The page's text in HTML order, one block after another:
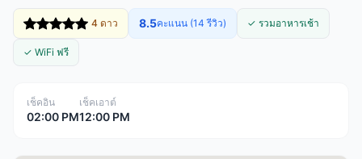
4 ดาว 8.5คะแนน (14 รีวิว) ✓ รวมอาหารเช้า
✓ WiFi ฟรี
เช็คอิน
02:00 PM
เช็คเอาต์
12:00 PM